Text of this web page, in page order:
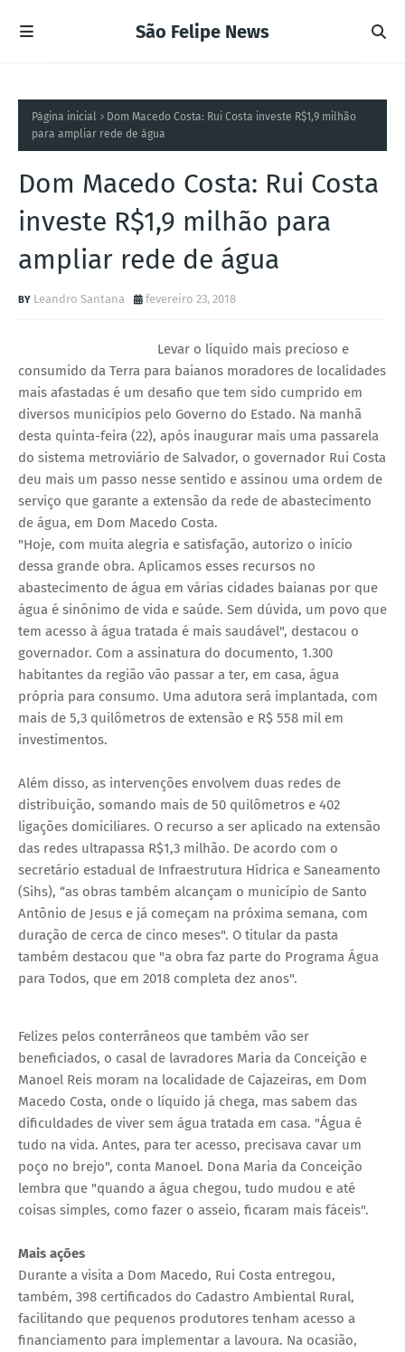
São Felipe News
Página inicial
Dom Macedo Costa: Rui Costa investe R$1,9 milhão
para ampliar rede de água
Dom Macedo Costa: Rui Costa
investe R$1,9 milhão para
ampliar rede de água
Leandro Santana fevereiro 23, 2018
Levar o líquido mais precioso e
consumido da Terra para baianos moradores de localidades
mais afastadas é um desafio que tem sido cumprido em
diversos municípios pelo Governo do Estado. Na manhã
desta quinta-feira (22), após inaugurar mais uma passarela
do sistema metroviário de Salvador, o governador Rui Costa
deu mais um passo nesse sentido e assinou uma ordem de
serviço que garante a extensão da rede de abastecimento
de água, em Dom Macedo Costa.
"Hoje, com muita alegria e satisfação, autorizo o início
dessa grande obra. Aplicamos esses recursos no
abastecimento de água em várias cidades baianas por que
água é sinônimo de vida e saúde. Sem dúvida, um povo que
tem acesso à água tratada é mais saudável", destacou o
governador. Com a assinatura do documento, 1.300
habitantes da região vão passar a ter, em casa, água
própria para consumo. Uma adutora será implantada, com
mais de 5,3 quilômetros de extensão e R$ 558 mil em
investimentos.
Além disso, as intervenções envolvem duas redes de
distribuição, somando mais de 50 quilômetros e 402
ligações domiciliares. O recurso a ser aplicado na extensão
das redes ultrapassa R$1,3 milhão. De acordo com o
secretário estadual de Infraestrutura Hídrica e Saneamento
(Sihs), “as obras também alcançam o município de Santo
Antônio de Jesus e já começam na próxima semana, com
duração de cerca de cinco meses". O titular da pasta
também destacou que "a obra faz parte do Programa Água
para Todos, que em 2018 completa dez anos".
Felizes pelos conterrâneos que também vão ser
beneficiados, o casal de lavradores Maria da Conceição e
Manoel Reis moram na localidade de Cajazeiras, em Dom
Macedo Costa, onde o líquido já chega, mas sabem das
dificuldades de viver sem água tratada em casa. "Água é
tudo na vida. Antes, para ter acesso, precisava cavar um
poço no brejo", conta Manoel. Dona Maria da Conceição
lembra que "quando a água chegou, tudo mudou e até
coisas simples, como fazer o asseio, ficaram mais fáceis".
Mais ações
Durante a visita a Dom Macedo, Rui Costa entregou,
também, 398 certificados do Cadastro Ambiental Rural,
facilitando que pequenos produtores tenham acesso a
financiamento para implementar a lavoura. Na ocasião,